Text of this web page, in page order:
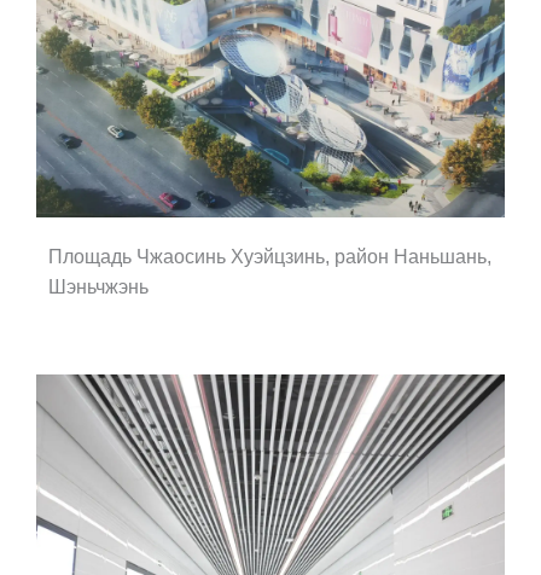
Площадь Чжаосинь Хуэйцзинь, район Наньшань,
Шэньчжэнь